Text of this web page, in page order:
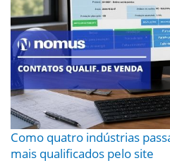
Como quatro indústrias
mais qualificados pelo site